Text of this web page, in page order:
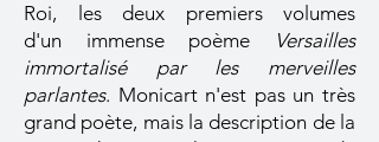
Roi, les deux premiers volumes
d'un immense poème
Versailles
immortalisé par les merveilles
parlantes. Monicart n'est pas un très
grand poète, mais la description de la